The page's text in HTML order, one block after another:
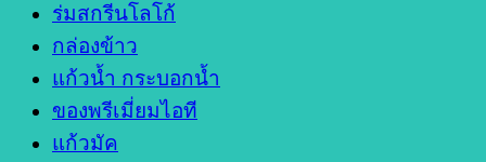
ร่มสกรีนโลโก้
กล่องข้าว
แก้วน้ำ กระบอกน้ำ
ของพรีเมี่ยมไอที
แก้วมัค